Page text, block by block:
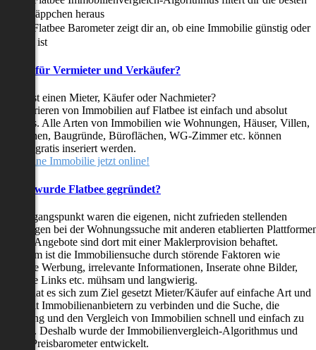
Schnäppchen heraus
Der Flatbee Barometer zeigt dir an, ob eine Immobilie günstig oder
teuer ist
für Vermieter und Verkäufer?
suchst einen Mieter, Käufer oder Nachmieter?
Inserieren von Immobilien auf Flatbee ist einfach und absolut
Alle Arten von Immobilien wie Wohnungen, Häuser, Villen,
Baugründe, Büroflächen, WG-Zimmer etc. können
gratis inseriert werden.
deine Immobilie jetzt online!
wurde Flatbee gegründet?
Ausgangspunkt waren die eigenen, nicht zufrieden stellenden
bei der Wohnungssuche mit anderen etablierten
alle Angebote sind dort mit einer Maklerprovision behaftet.
ist die Immobiliensuche durch störende Faktoren wie
Werbung, irrelevante Informationen, Inserate ohne Bilder,
Links etc. mühsam und langwierig.
hat es sich zum Ziel gesetzt Mieter/Käufer auf einfache Art und
mit Immobilienanbietern zu verbinden und die Suche, die
und den Vergleich von Immobilien schnell und einfach zu
Deshalb wurde der Immobilienvergleich-Algorithmus und
Preisbarometer entwickelt.